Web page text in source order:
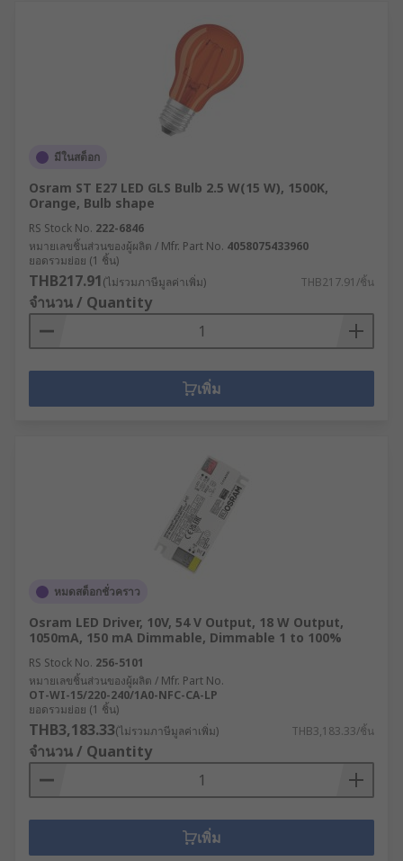
มีในสต็อก
Osram ST E27 LED GLS Bulb 2.5 W(15 W), 1500K,
Orange, Bulb shape
RS Stock No. 222-6846
หมายเลขชิ้นส่วนของผู้ผลิต / Mfr. Part No. 4058075433960
ยอดรวมย่อย (1 ชิ้น)
THB217.91(ไม่รวมภาษีมูลค่าเพิ่ม) THB217.91/ชิ้น
จำนวน / Quantity
เพิ่ม
หมดสต็อกชั่วคราว
Osram LED Driver, 10V, 54 V Output, 18 W Output,
1050mA, 150 mA Dimmable, Dimmable 1 to 100%
RS Stock No. 256-5101
หมายเลขชิ้นส่วนของผู้ผลิต / Mfr. Part No.
OT-WI-15/220-240/1A0-NFC-CA-LP
ยอดรวมย่อย (1 ชิ้น)
THB3,183.33(ไม่รวมภาษีมูลค่าเพิ่ม) THB3,183.33/ชิ้น
จำนวน / Quantity
เพิ่ม